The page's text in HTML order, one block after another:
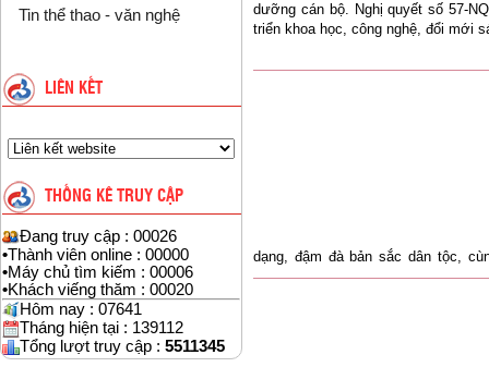
Tin thể thao - văn nghệ
LIÊN KẾT
THỐNG KÊ TRUY CẬP
Đang truy cập : 00026
•Thành viên online : 00000
•Máy chủ tìm kiếm : 00006
•Khách viếng thăm : 00020
Hôm nay : 07641
Tháng hiện tại : 139112
Tổng lượt truy cập : 5511345
dưỡng cán bộ. Nghị quyết số 57-
triển khoa học, công nghệ, đổi mới
dạng, đậm đà bản sắc dân tộc,
nguyên sơ, Cao Bằng được ví như